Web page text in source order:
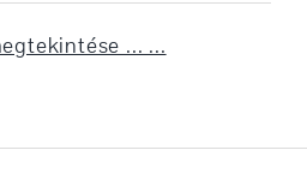
... ...